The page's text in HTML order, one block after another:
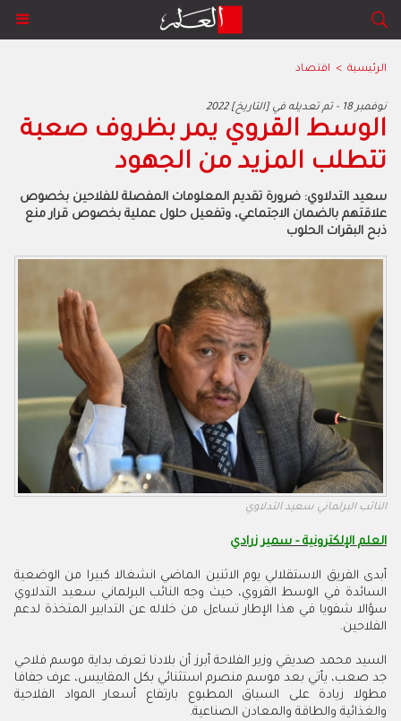
الرئيسية > اقتصاد
2022 نوفمبر 18 - تم تعديله في [التاريخ]
الوسط القروي يمر بظروف صعبة
تتطلب المزيد من الجهود
سعيد التدلاوي: ضرورة تقديم المعلومات المفصلة للفلاحين بخصوص
علاقتهم بالضمان الاجتماعي، وتفعيل حلول عملية بخصوص قرار منع
ذبح البقرات الحلوب
النائب البرلماني سعيد التدلاوي
العلم الإلكترونية - سمير زرادي
أبدى الفريق الاستقلالي يوم الاثنين الماضي انشغالا كبيرا من الوضعية
السائدة في الوسط القروي، حيث وجه النائب البرلماني سعيد التدلاوي
سؤالا شفويا في هذا الإطار تساءل من خلاله عن التدابير المتخذة لدعم
الفلاحين.
السيد محمد صديقي وزير الفلاحة أبرز أن بلادنا تعرف بداية موسم فلاحي
جد صعب، يأتي بعد موسم منصرم استثنائي بكل المقاييس، عرف جفافا
مطولا زيادة على السياق المطبوع بارتفاع أسعار المواد الفلاحية
والغذائية والطاقة والمعادن الصناعية.